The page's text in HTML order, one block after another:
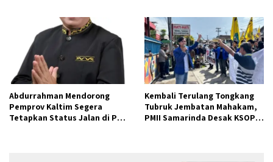
Abdurrahman Mendorong
Pemprov Kaltim Segera
Tetapkan Status Jalan di PPU
Kembali Terulang Tongkang
Tubruk Jembatan Mahakam,
PMII Samarinda Desak KSOP